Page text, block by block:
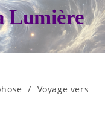
Lumière
/ Voyage vers